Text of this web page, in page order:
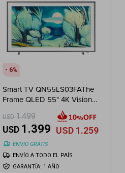
6
Smart TV QN55LS03FAThe
Frame QLED 55" 4K Vision
USD 1.499
USD 1.399 USD 1.259
ENVIO GRATIS
GARANTÍA: 1 AÑO
ENVÍO A TODO EL PAÍS